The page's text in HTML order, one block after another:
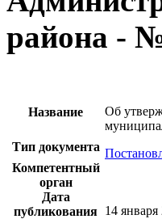
района -
Название
Об
Тип документа
Компетентный
орган
Дата
публикования 14 января